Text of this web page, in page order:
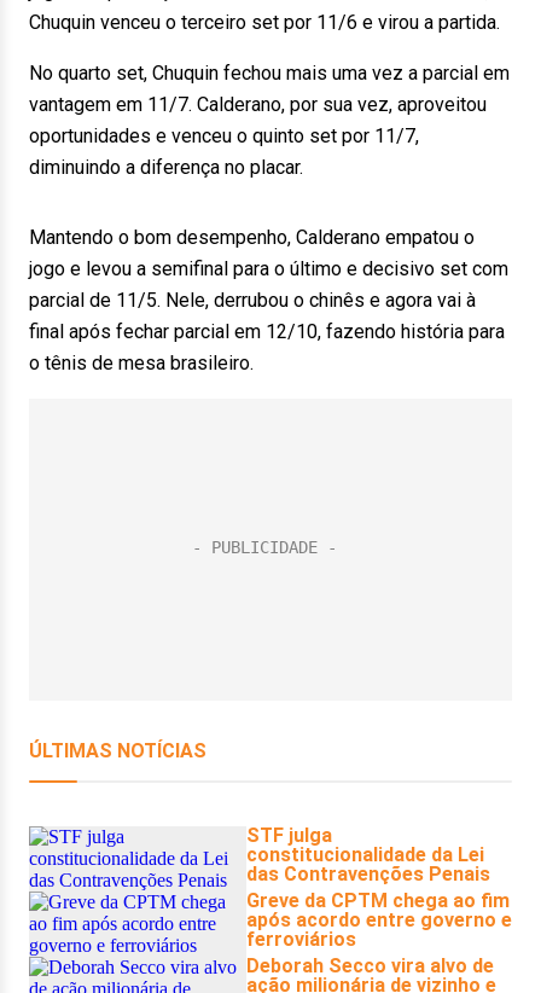
Chuquin venceu o terceiro set por 11/6 e virou a partida.
No quarto set, Chuquin fechou mais uma vez a parcial em
vantagem em 11/7. Calderano, por sua vez, aproveitou
oportunidades e venceu o quinto set por 11/7,
diminuindo a diferença no placar.
Mantendo o bom desempenho, Calderano empatou o
jogo e levou a semifinal para o último e decisivo set com
parcial de 11/5. Nele, derrubou o chinês e agora vai à
final após fechar parcial em 12/10, fazendo história para
o tênis de mesa brasileiro.